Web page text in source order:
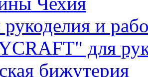
и
для
бижутерия